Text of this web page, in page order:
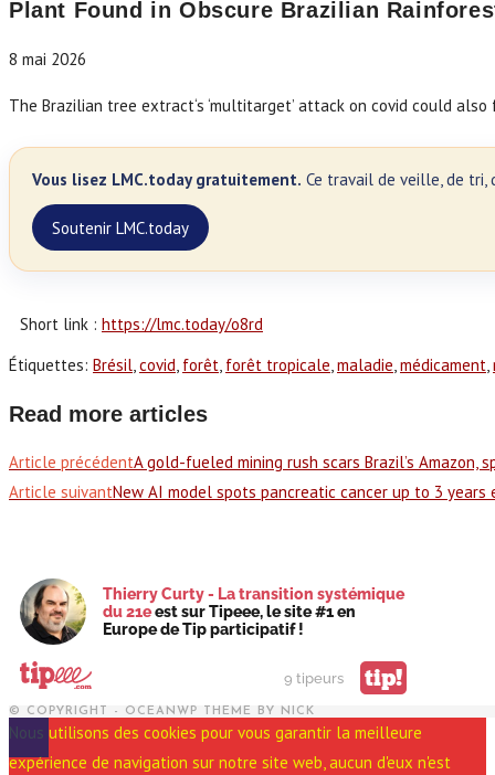
Plant Found in Obscure Brazilian
8 mai 2026
The Brazilian tree extract‘s ‘multitarget’ attack on covid could
Vous lisez LMC.today gratuitement. Ce travail de veille, de tri,
Soutenir LMC.today
Short link : https://lmc.today/o8rd
Étiquettes: Brésil, covid, forêt, forêt tropicale, maladie, médicament,
Read more articles
Article précédentA gold-fueled mining rush scars Brazil’s Amazon,
Article suivantNew AI model spots pancreatic cancer up to 3
Thierry Curty - La transition systémique
du 21eest sur Tipeee, le site #1 en
Europe de Tip participatif !
9 tipeurs tip!
© COPYRIGHT - OCEANWP THEME BY NICK
Nous utilisons des cookies pour vous garantir la meilleure
expérience de navigation sur notre site web, aucun d'eux n'est